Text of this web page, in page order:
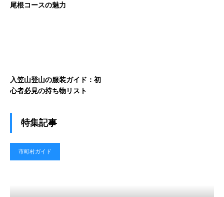
尾根コースの魅力
入笠山登山の服装ガイド：初
心者必見の持ち物リスト
特集記事
市町村ガイド